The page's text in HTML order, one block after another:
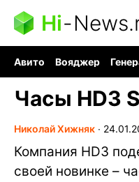
Hi-
Авито Вояджер
Часы HD3
Николай Хижняк ∙
Компания HD3
своей новинке –